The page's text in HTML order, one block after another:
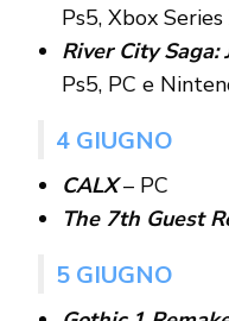
Ps5, Xbox
River City Saga:
Ps5, PC e
4 GIUGNO
CALX – PC
The 7th Guest
5 GIUGNO